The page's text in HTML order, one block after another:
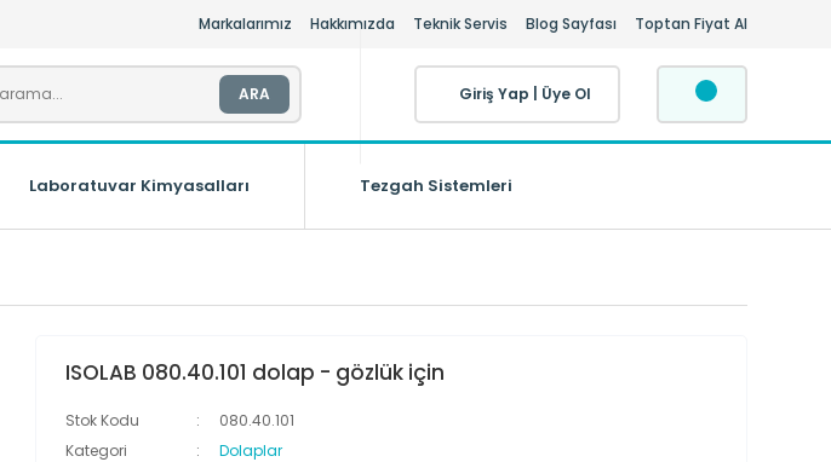
Markalarımız Hakkımızda Teknik Servis Blog Sayfası Toptan Fiyat Al
ARA Giriş Yap Üye Ol
Laboratuvar Kimyasalları Tezgah Sistemleri
ISOLAB 080.40.101 dolap - gözlük için
Stok Kodu
080.40.101
Kategori
Dolaplar